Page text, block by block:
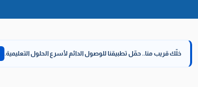
خلّك قريب منا.. حمّل تطبيقنا للوصول الدائم لأسرع الحلول التعليمية.